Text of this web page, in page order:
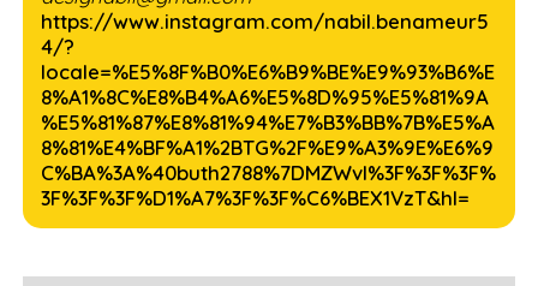
https://www.instagram.com/nabil.benameur5
4/?
locale=%E5%8F%B0%E6%B9%BE%E9%93%B6%E
8%A1%8C%E8%B4%A6%E5%8D%95%E5%81%9A
%E5%81%87%E8%81%94%E7%B3%BB%7B%E5%A
8%81%E4%BF%A1%2BTG%2F%E9%A3%9E%E6%9
C%BA%3A%40buth2788%7DMZWvl%3F%3F%3F%
3F%3F%3F%D1%A7%3F%3F%C6%BEX1VzT&hl=